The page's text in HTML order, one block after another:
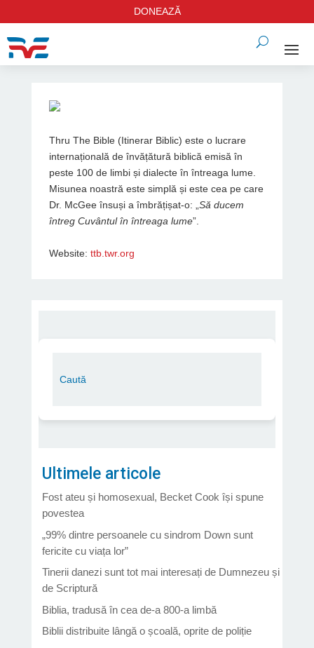
DONEAZĂ
Thru The Bible (Itinerar Biblic) este o lucrare
internațională de învățătură biblică emisă în
peste 100 de limbi și dialecte în întreaga lume.
Misunea noastră este simplă și este cea pe care
Dr. McGee însuși a îmbrățișat-o: „ Să ducem
întreg Cuvântul în întreaga lume”.
Website: ttb.twr.org
Ultimele articole
Fost ateu și homosexual, Becket Cook își spune
povestea
„99% dintre persoanele cu sindrom Down sunt
fericite cu viața lor”
Tinerii danezi sunt tot mai interesați de Dumnezeu și
de Scriptură
Biblia, tradusă în cea de-a 800-a limbă
Biblii distribuite lângă o școală, oprite de poliție